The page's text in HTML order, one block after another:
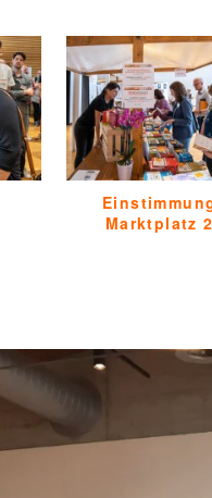
Marktplatz